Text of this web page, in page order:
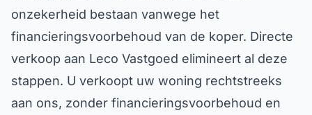
onzekerheid bestaan vanwege het
financieringsvoorbehoud van de koper. Directe
verkoop aan Leco Vastgoed elimineert al deze
stappen. U verkoopt uw woning rechtstreeks
aan ons, zonder financieringsvoorbehoud en